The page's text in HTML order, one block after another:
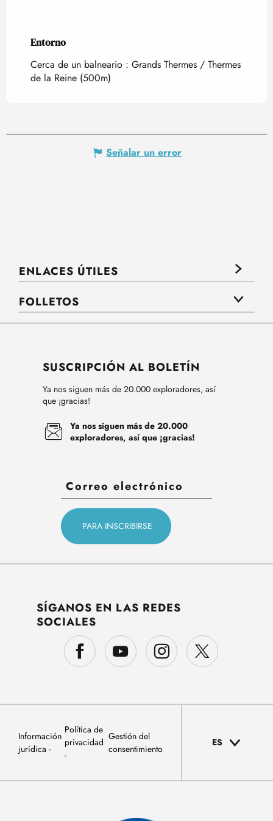
Entorno
Entorno
Cerca de un balneario : Grands Thermes / Thermes
de la Reine (500m)
Señalar un error
ENLACES ÚTILES
FOLLETOS
SUSCRIPCIÓN AL BOLETÍN
Ya nos siguen más de 20.000 exploradores, así
que ¡gracias!
Ya nos siguen más de 20.000
exploradores, así que ¡gracias!
SÍGANOS EN LAS REDES
SOCIALES
Información
jurídica
Política de
privacidad
Gestión del
consentimiento
ES